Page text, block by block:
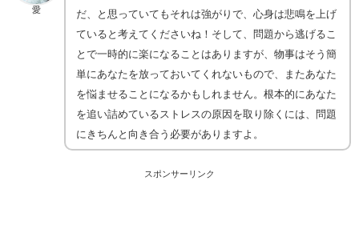
愛
だ、と思っていてもそれは強がりで、心身は悲鳴を上げ
ていると考えてくださいね！そして、問題から逃げるこ
とで一時的に楽になることはありますが、物事はそう簡
単にあなたを放っておいてくれないもので、またあなた
を悩ませることになるかもしれません。根本的にあなた
を追い詰めているストレスの原因を取り除くには、問題
にきちんと向き合う必要がありますよ。
スポンサーリンク